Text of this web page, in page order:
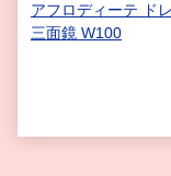
アフロディーテ ド
三面鏡 W100